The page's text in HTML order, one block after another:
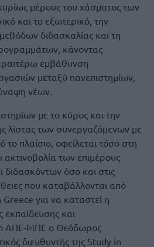
μέρους του χάσματος των
και το εξωτερικό, την
διδασκαλίας και τη
κάνοντας
εμβάθυνση
μεταξύ πανεπιστημίων,
νέων.
με το κύρος και την
λίστας των συνεργαζόμενων με
το πλαίσιο, οφείλεται τόσο στη
των επιμέρους
όσο και στις
που καταβάλλονται από
για να καταστεί η
εκπαίδευσης και
ΑΠΕ-ΜΠΕ ο Θεόδωρος
διευθυντής της Study in